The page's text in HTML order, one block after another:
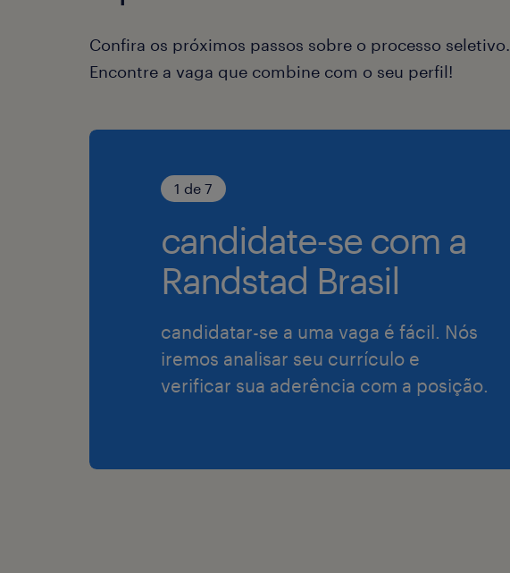
Confira os próximos passos sobre o processo seletivo.
Encontre a vaga que combine com o seu perfil!
1 de 7
candidate-se com a
Randstad Brasil
candidatar-se a uma vaga é fácil. Nós
iremos analisar seu currículo e
verificar sua aderência com a posição.